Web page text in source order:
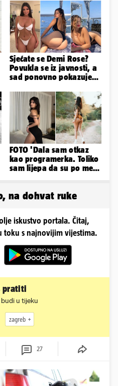
Sjećate se Demi Rose?
Povukla se iz javnosti, a
sad ponovno pokazuje
FOTO 'Dala sam otkaz
kao programerka. Toliko
sam lijepa da su po meni
na dohvat ruke
iskustvo portala. Čitaj,
toku s najnovijim vijestima.
pratiti
u tijeku
zagreb
27